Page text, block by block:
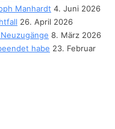
Manhardt 4. Juni 2026
26. April 2026
8. März 2026
habe 23. Februar